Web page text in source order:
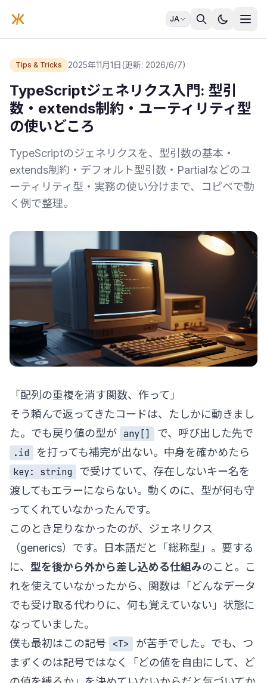
JA
Tips & Tricks 2025年11月1日(更新: 2026/6/7)
TypeScriptジェネリクス入門: 型引
数・extends制約・ユーティリティ型
の使いどころ
TypeScriptのジェネリクスを、型引数の基本・
extends制約・デフォルト型引数・Partialなどのユ
ーティリティ型・実務の使い分けまで、コピペで動
く例で整理。
「配列の重複を消す関数、作って」
そう頼んで返ってきたコードは、たしかに動きまし
た。でも戻り値の型が any[]
で、呼び出した先で
.id
を打っても補完が出ない。中身を確かめたら
key: string
で受けていて、存在しないキー名を
渡してもエラーにならない。動くのに、型が何も守
ってくれていなかったんです。
このとき足りなかったのが、ジェネリクス
（generics）です。日本語だと「総称型」。要する
に、 型を後から外から差し込める仕組みのこと。こ
れを使えていなかったから、関数は「どんなデータ
でも受け取る代わりに、何も覚えていない」状態に
なっていました。
僕も最初はこの記号
<T>
が苦手でした。でも、つ
まずくのは記号ではなく「どの値を自由にして、ど